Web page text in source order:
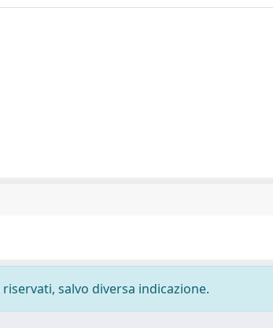
salvo diversa indicazione.